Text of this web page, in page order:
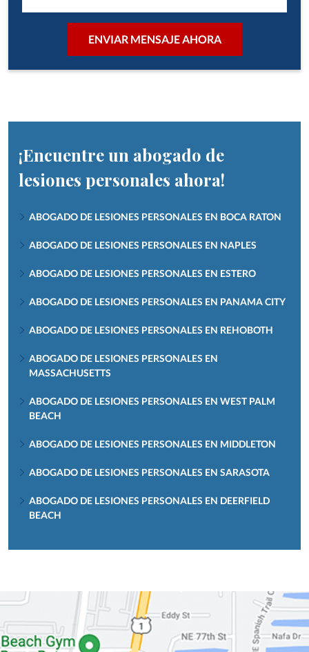
¡Encuentre un abogado de
lesiones personales ahora!
ABOGADO DE LESIONES PERSONALES EN BOCA RATON
ABOGADO DE LESIONES PERSONALES EN NAPLES
ABOGADO DE LESIONES PERSONALES EN ESTERO
ABOGADO DE LESIONES PERSONALES EN PANAMA CITY
ABOGADO DE LESIONES PERSONALES EN REHOBOTH
ABOGADO DE LESIONES PERSONALES EN
MASSACHUSETTS
ABOGADO DE LESIONES PERSONALES EN WEST PALM
BEACH
ABOGADO DE LESIONES PERSONALES EN MIDDLETON
ABOGADO DE LESIONES PERSONALES EN SARASOTA
ABOGADO DE LESIONES PERSONALES EN DEERFIELD
BEACH